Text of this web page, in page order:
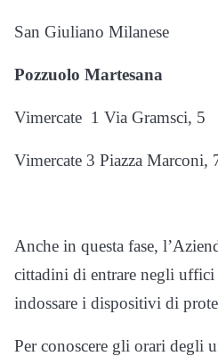
San Giuliano Milanese
Pozzuolo Martesana
Vimercate 1 Via Gramsci, 5
Vimercate 3 Piazza Marconi,
Anche in questa fase,
cittadini di entrare negli
indossare i dispositivi di
Per conoscere gli orari degli